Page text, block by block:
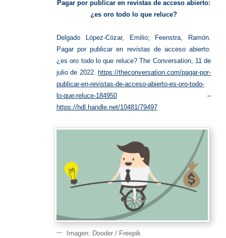
Pagar por publicar en revistas de acceso abierto:
¿es oro todo lo que reluce?
Delgado López-Cózar, Emilio; Feenstra, Ramón.
Pagar por publicar en revistas de acceso abierto:
¿es oro todo lo que reluce? The Conversation, 11 de
julio de 2022.
https://theconversation.com/pagar-por-
publicar-en-revistas-de-acceso-abierto-es-oro-todo-
lo-que-reluce-184950–
https://hdl.handle.net/10481/79497
Imagen: Dooder / Freepik